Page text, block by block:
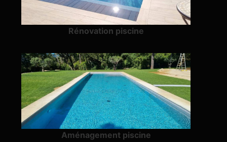
Rénovation piscine
Aménagement piscine